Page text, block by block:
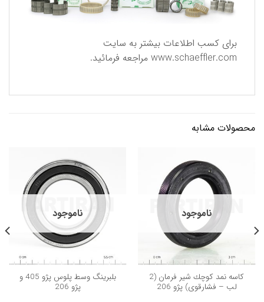
برای كسب اطلاعات بیشتر به سایت
www.schaeffler.com مراجعه فرمائید.
محصولات مشابه
ناموجود
كاسه نمد كوچك شیر فرمان (2
لب – فشارقوی) پژو 206
ناموجود
بلبرینگ وسط پلوس پژو 405 و
پژو 206